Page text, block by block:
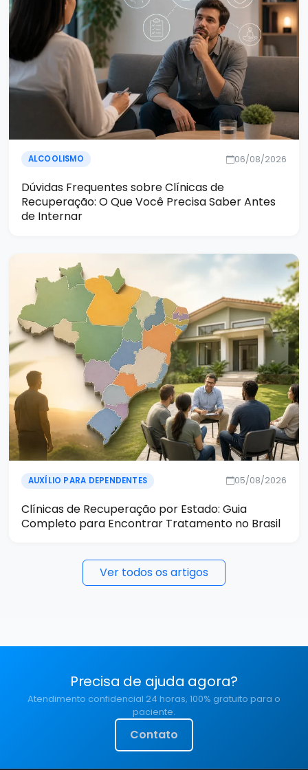
ALCOOLISMO 06/08/2026
Dúvidas Frequentes sobre Clínicas de
Recuperação: O Que Você Precisa Saber Antes
de Internar
AUXÍLIO PARA DEPENDENTES 05/08/2026
Clínicas de Recuperação por Estado: Guia
Completo para Encontrar Tratamento no Brasil
Ver todos os artigos
Precisa de ajuda agora?
Atendimento confidencial 24 horas, 100% gratuito para o
paciente.
Contato